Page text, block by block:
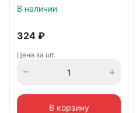
В наличии
324 ₽
Цена за шт.
В корзину